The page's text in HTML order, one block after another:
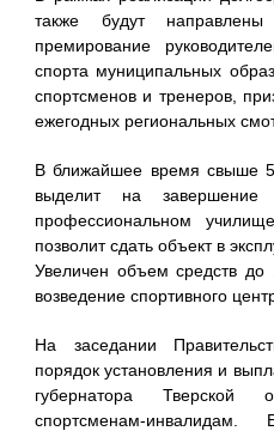
также будут
премирование
спорта муниципальных
спортсменов и тренеров,
ежегодных региональных
В ближайшее время свыше
выделит на завершение
профессиональном
позволит сдать объект в
Увеличен объем средств
возведение спортивного
На заседании
порядок установления и
губернатора Тверской
спортсменам-